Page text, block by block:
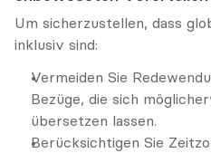
Um sicherzustellen, dass
inklusiv sind:
Vermeiden Sie
Bezüge, die sich
übersetzen lassen.
Berücksichtigen Sie